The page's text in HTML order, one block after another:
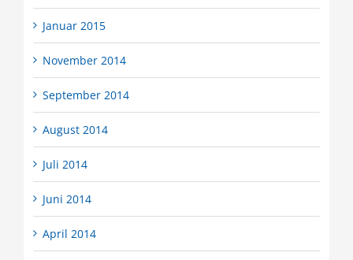
Januar 2015
November 2014
September 2014
August 2014
Juli 2014
Juni 2014
April 2014